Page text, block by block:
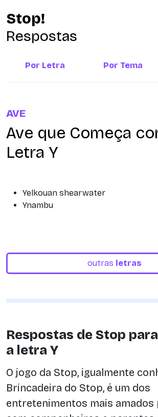
Stop!
Respostas
Por Letra Por Tema
AVE
Ave que Começa
Letra Y
Yelkouan shearwater
Ynambu
outras letras
Respostas de Stop
a letra Y
O jogo da Stop, igualmente
Brincadeira do Stop, é um dos
entretenimentos mais amados